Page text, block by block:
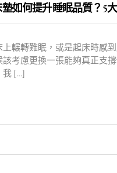
輾轉難眠，或是起床時感
考慮更換一張能夠真正支
我 […]